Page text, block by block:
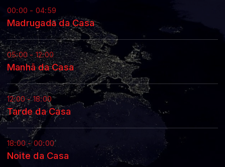
00:00 - 04:59
Madrugada da Casa
05:00 - 12:00
Manhã da Casa
12:00 - 18:00
Tarde da Casa
18:00 - 00:00
Noite da Casa